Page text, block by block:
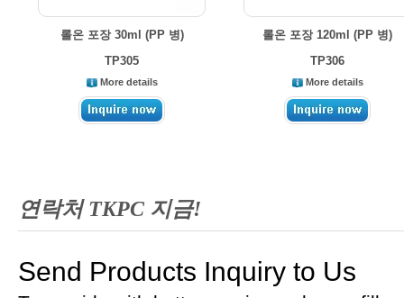
롤온 포장 30ml (PP 병)
TP305
More details
롤온 포장 120ml (PP 병)
TP306
More details
연락처 TKPC 지금!